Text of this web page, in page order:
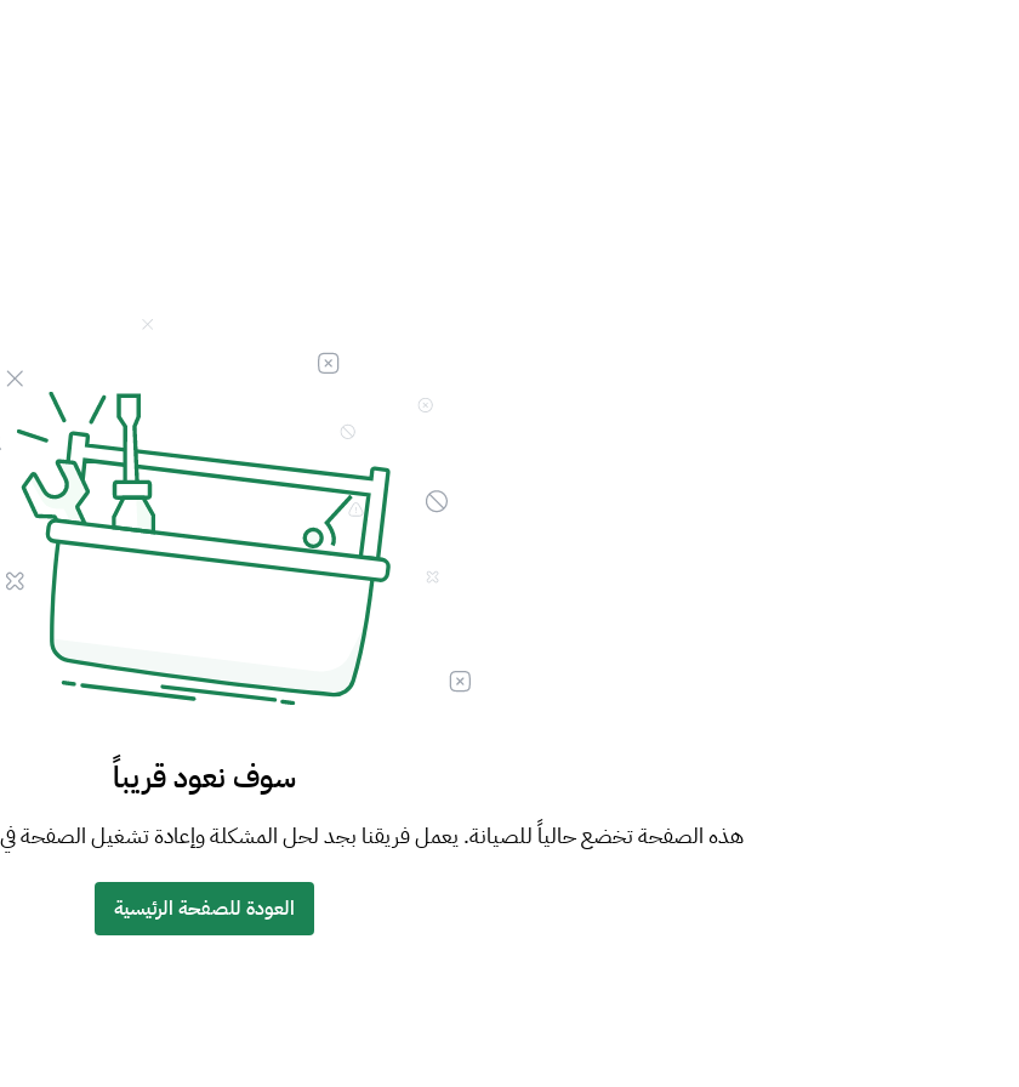
سوف نعود قريباً
هذه الصفحة تخضع حالياً للصيانة. يعمل فريقنا بجد لحل المشكلة وإعادة تشغيل الصفحة
العودة للصفحة الرئيسية